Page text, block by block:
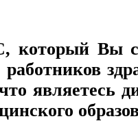
, который Вы
являетесь